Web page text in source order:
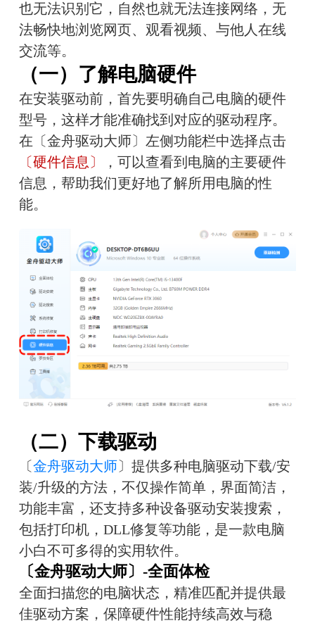
也无法识别它，自然也就无法连接网络，无
法畅快地浏览网页、观看视频、与他人在线
交流等。
（一）了解电脑硬件
在安装驱动前，首先要明确自己电脑的硬件
型号，这样才能准确找到对应的驱动程序。
在〔金舟驱动大师〕左侧功能栏中选择点击
〔硬件信息〕
，可以查看到电脑的主要硬件
信息，帮助我们更好地了解所用电脑的性
能。
（二）下载驱动
〔金舟驱动大师〕提供多种电脑驱动下载/安
装/升级的方法，不仅操作简单，界面简洁，
功能丰富，还支持多种设备驱动安装搜索，
包括打印机，DLL修复等功能，是一款电脑
小白不可多得的实用软件。
〔金舟驱动大师〕-全面体检
全面扫描您的电脑状态，精准匹配并提供最
佳驱动方案，保障硬件性能持续高效与稳